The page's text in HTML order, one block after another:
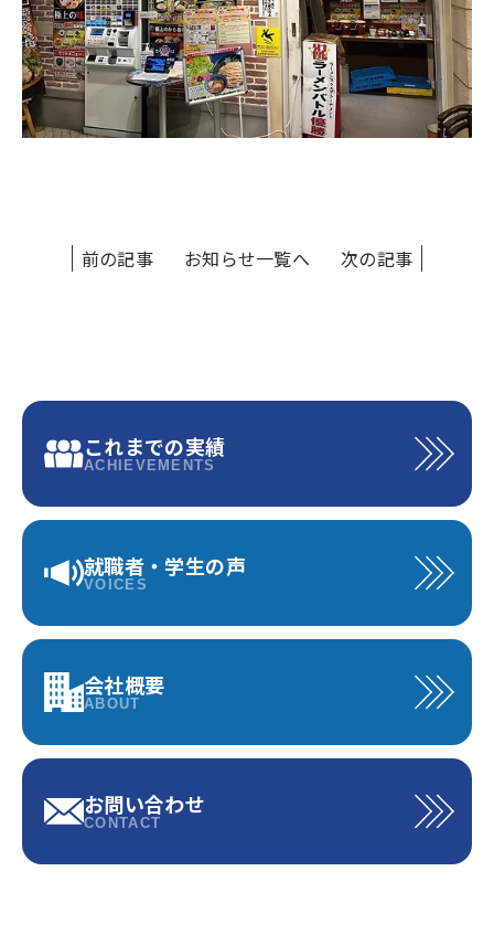
前の記事 お知らせ一覧へ 次の記事
これまでの実績
ACHIEVEMENTS
就職者・学生の声
VOICES
会社概要
ABOUT
お問い合わせ
CONTACT